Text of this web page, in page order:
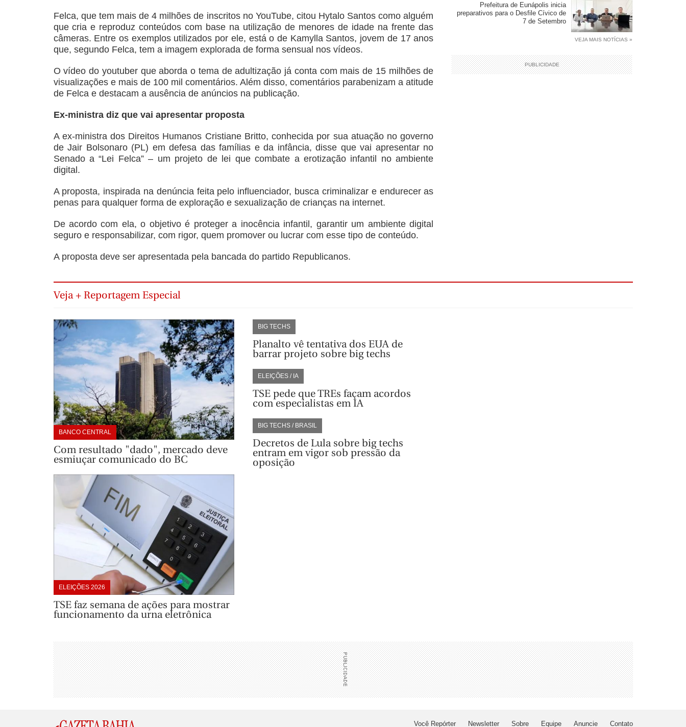
Felca, que tem mais de 4 milhões de inscritos no YouTube, citou Hytalo Santos como alguém
que cria e reproduz conteúdos com base na utilização de menores de idade na frente das
câmeras. Entre os exemplos utilizados por ele, está o de Kamylla Santos, jovem de 17 anos
que, segundo Felca, tem a imagem explorada de forma sensual nos vídeos.
O vídeo do youtuber que aborda o tema de adultização já conta com mais de 15 milhões de
visualizações e mais de 100 mil comentários. Além disso, comentários parabenizam a atitude
de Felca e destacam a ausência de anúncios na publicação.
Ex-ministra diz que vai apresentar proposta
A ex-ministra dos Direitos Humanos Cristiane Britto, conhecida por sua atuação no governo
de Jair Bolsonaro (PL) em defesa das famílias e da infância, disse que vai apresentar no
Senado a “Lei Felca” – um projeto de lei que combate a erotização infantil no ambiente
digital.
A proposta, inspirada na denúncia feita pelo influenciador, busca criminalizar e endurecer as
penas para qualquer forma de exploração e sexualização de crianças na internet.
De acordo com ela, o objetivo é proteger a inocência infantil, garantir um ambiente digital
seguro e responsabilizar, com rigor, quem promover ou lucrar com esse tipo de conteúdo.
A proposta deve ser apresentada pela bancada do partido Republicanos.
Prefeitura de Eunápolis inicia
preparativos para o Desfile Cívico de
7 de Setembro
VEJA MAIS NOTÍCIAS »
PUBLICIDADE
Veja + Reportagem Especial
BANCO CENTRAL
Com resultado "dado", mercado deve
esmiuçar comunicado do BC
ELEIÇÕES 2026
TSE faz semana de ações para mostrar
funcionamento da urna eletrônica
BIG TECHS
Planalto vê tentativa dos EUA de
barrar projeto sobre big techs
ELEIÇÕES / IA
TSE pede que TREs façam acordos
com especialistas em IA
BIG TECHS / BRASIL
Decretos de Lula sobre big techs
entram em vigor sob pressão da
oposição
Você Repórter Newsletter Sobre Equipe Anuncie Contato